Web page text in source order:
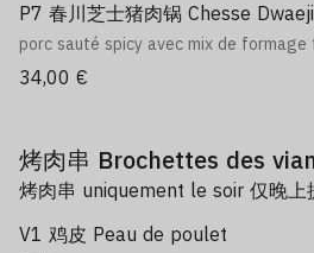
P7 春川芝士猪肉锅 Chesse
porc sauté spicy avec mix de formage
34,00 €
烤肉串 Brochettes des
烤肉串 uniquement le soir 仅晚上
V1 鸡皮 Peau de poulet